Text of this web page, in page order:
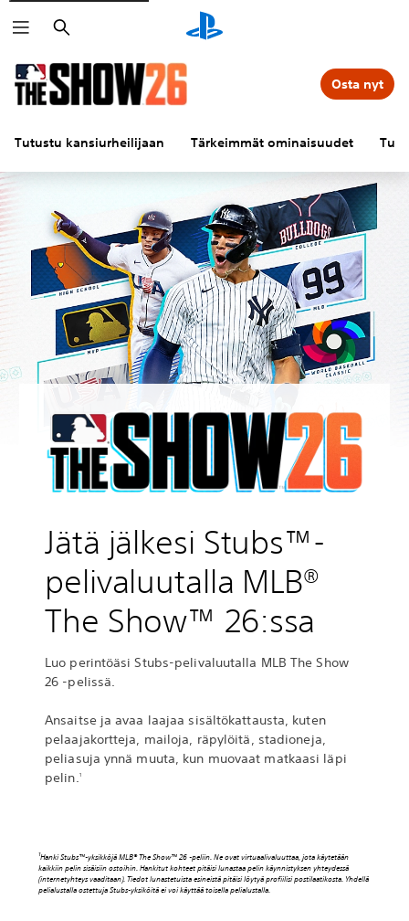
Haku
Tutustu kansiurheilijaan Tärkeimmät ominaisuudet
Osta nyt
Jätä jälkesi Stubs™-
pelivaluutalla MLB®
The Show™ 26:ssa
Luo perintöäsi Stubs-pelivaluutalla MLB The Show
26 -pelissä.
Ansaitse ja avaa laajaa sisältökattausta, kuten
pelaajakortteja, mailoja, räpylöitä, stadioneja,
peliasuja ynnä muuta, kun muovaat matkaasi läpi
pelin. 1
1Hanki Stubs™-yksikköjä MLB® The Show™ 26 -peliin. Ne ovat virtuaalivaluuttaa, jota käytetään
kaikkiin pelin sisäisiin ostoihin. Hankitut kohteet pitäisi lunastaa pelin käynnistyksen yhteydessä
(internetyhteys vaaditaan). Tiedot lunastetuista esineistä pitäisi löytyä profiilisi postilaatikosta. Yhdellä
pelialustalla ostettuja Stubs-yksiköitä ei voi käyttää toisella pelialustalla.